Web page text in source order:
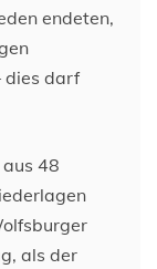
endeten,
dies darf
48
als der